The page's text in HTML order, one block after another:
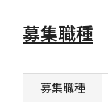
募集職種
募集職種